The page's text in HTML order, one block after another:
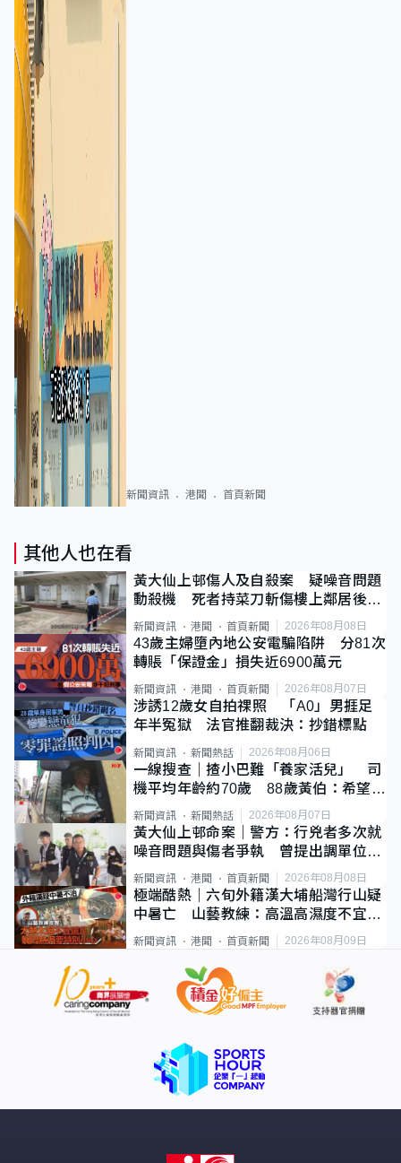
新聞資訊 港聞 首頁新聞
其他人也在看
黃大仙上邨傷人及自殺案 疑噪音問題
動殺機 死者持菜刀斬傷樓上鄰居後墮
斃
新聞資訊 港聞 首頁新聞 2026年08月08日
43歲主婦墮內地公安電騙陷阱 分81次
轉賬「保證金」損失近6900萬元
新聞資訊 港聞 首頁新聞 2026年08月07日
涉誘12歲女自拍祼照 「A0」男捱足
年半冤獄 法官推翻裁決：抄錯標點
新聞資訊 新聞熱話 2026年08月06日
一線搜查｜揸小巴難「養家活兒」 司
機平均年齡約70歲 88歲黃伯：希望一
直揸落去
新聞資訊 新聞熱話 2026年08月07日
黃大仙上邨命案｜警方：行兇者多次就
噪音問題與傷者爭執 曾提出調單位已
獲批
新聞資訊 港聞 首頁新聞 2026年08月08日
極端酷熱｜六旬外籍漢大埔船灣行山疑
中暑亡 山藝教練：高溫高濕度不宜遠
足
新聞資訊 港聞 首頁新聞 2026年08月09日